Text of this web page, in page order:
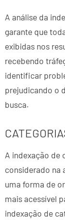
A análise da
garante que
exibidas nos
recebendo
identificar
prejudicando o
busca.
A indexação de
considerado na
uma forma de
mais acessível
indexação de